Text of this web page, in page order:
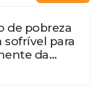
de pobreza
sofrível para
da
do Quinto